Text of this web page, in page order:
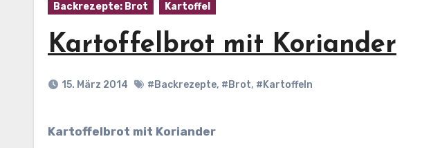
Backrezepte: Brot Kartoffel
Kartoffelbrot mit Koriander
15. März 2014 #Backrezepte, #Brot, #Kartoffeln
Kartoffelbrot mit Koriander